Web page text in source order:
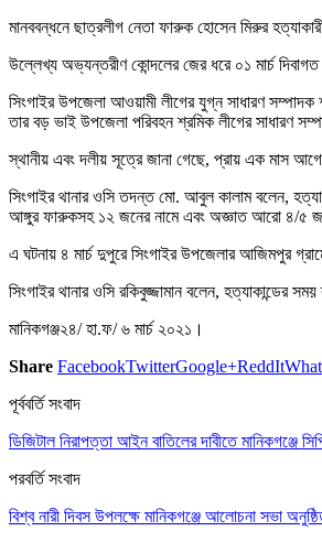
মানববন্ধনে ছাত্রলীগ নেতা ফারুক হোসেন মিরুর
উল্লেখ্য অভ্যন্তরীণ কোন্দলের জের ধরে ০১ মার্চ
সিংগাইর উপজেলা আওয়ামী লীগের যুগ্ন সাধারণ
তার বড় ভাই উপজেলা পরিবহন শ্রমিক লীগের সাধারণ
স্থানীয় এবং দলীয় সূত্রে জানা গেছে, প্রায় এক মাস
সিংগাইর থানার ওসি তদন্ত মো. আবুল কালাম বলেন,
আঙ্গুর ফারুকসহ ১২ জনের নামে এবং অজ্ঞাত আরো ৪/৫
এ ঘটনায় ৪ মার্চ দুপুরে সিংগাইর উপজেলার আজিমপুর
সিংগাইর থানার ওসি রকিবুজ্জামান বলেন,
মানিকগঞ্জ২৪/ হা.ফ/ ৬ মার্চ ২০২১।
Share FacebookTwitterGoogle+ReddIt
পূর্ববর্তি সংবাদ
ডিজিটাল নিরাপত্তা আইন বাতিলের দাবীতে মানিকগঞ্জে
পরবর্তি সংবাদ
বিশ্ব নারী দিবস উপলক্ষে মানিকগঞ্জে আলোচনা সভা